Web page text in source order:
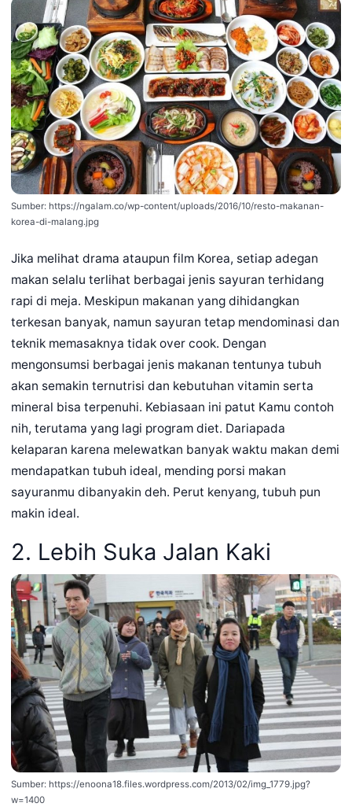
Sumber: https://ngalam.co/wp-content/uploads/2016/10/resto-makanan-
korea-di-malang.jpg
Jika melihat drama ataupun film Korea, setiap adegan
makan selalu terlihat berbagai jenis sayuran terhidang
rapi di meja. Meskipun makanan yang dihidangkan
terkesan banyak, namun sayuran tetap mendominasi dan
teknik memasaknya tidak over cook. Dengan
mengonsumsi berbagai jenis makanan tentunya tubuh
akan semakin ternutrisi dan kebutuhan vitamin serta
mineral bisa terpenuhi. Kebiasaan ini patut Kamu contoh
nih, terutama yang lagi program diet. Dariapada
kelaparan karena melewatkan banyak waktu makan demi
mendapatkan tubuh ideal, mending porsi makan
sayuranmu dibanyakin deh. Perut kenyang, tubuh pun
makin ideal.
2. Lebih Suka Jalan Kaki
Sumber: https://enoona18.files.wordpress.com/2013/02/img_1779.jpg?
w=1400